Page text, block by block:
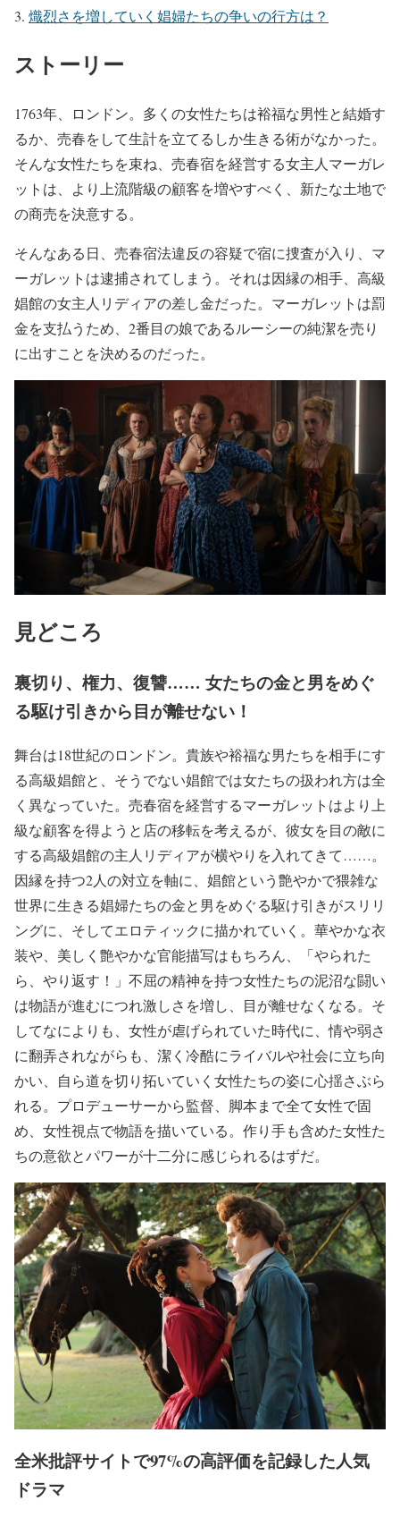
熾烈さを増していく娼婦たちの争いの行方は？
ストーリー
1763年、ロンドン。多くの女性たちは裕福な男性と結婚す
るか、売春をして生計を立てるしか生きる術がなかった。
そんな女性たちを束ね、売春宿を経営する女主人マーガレ
ットは、より上流階級の顧客を増やすべく、新たな土地で
の商売を決意する。
そんなある日、売春宿法違反の容疑で宿に捜査が入り、マ
ーガレットは逮捕されてしまう。それは因縁の相手、高級
娼館の女主人リディアの差し金だった。マーガレットは罰
金を支払うため、2番目の娘であるルーシーの純潔を売り
に出すことを決めるのだった。
見どころ
裏切り、権力、復讐…… 女たちの金と男をめぐ
る駆け引きから目が離せない！
舞台は18世紀のロンドン。貴族や裕福な男たちを相手にす
る高級娼館と、そうでない娼館では女たちの扱われ方は全
く異なっていた。売春宿を経営するマーガレットはより上
級な顧客を得ようと店の移転を考えるが、彼女を目の敵に
する高級娼館の主人リディアが横やりを入れてきて……。
因縁を持つ2人の対立を軸に、娼館という艶やかで猥雑な
世界に生きる娼婦たちの金と男をめぐる駆け引きがスリリ
ングに、そしてエロティックに描かれていく。華やかな衣
装や、美しく艶やかな官能描写はもちろん、「やられた
ら、やり返す！」不屈の精神を持つ女性たちの泥沼な闘い
は物語が進むにつれ激しさを増し、目が離せなくなる。そ
してなによりも、女性が虐げられていた時代に、情や弱さ
に翻弄されながらも、潔く冷酷にライバルや社会に立ち向
かい、自ら道を切り拓いていく女性たちの姿に心揺さぶら
れる。プロデューサーから監督、脚本まで全て女性で固
め、女性視点で物語を描いている。作り手も含めた女性た
ちの意欲とパワーが十二分に感じられるはずだ。
全米批評サイトで97%の高評価を記録した人気
ドラマ